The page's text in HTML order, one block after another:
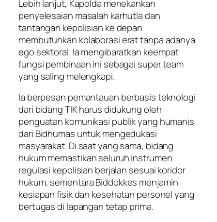
Lebih lanjut, Kapolda menekankan
penyelesaian masalah karhutla dan
tantangan kepolisian ke depan
membutuhkan kolaborasi erat tanpa adanya
ego sektoral. Ia mengibaratkan keempat
fungsi pembinaan ini sebagai super team
yang saling melengkapi.
Ia berpesan pemantauan berbasis teknologi
dari bidang TIK harus didukung oleh
penguatan komunikasi publik yang humanis
dari Bidhumas untuk mengedukasi
masyarakat. Di saat yang sama, bidang
hukum memastikan seluruh instrumen
regulasi kepolisian berjalan sesuai koridor
hukum, sementara Biddokkes menjamin
kesiapan fisik dan kesehatan personel yang
bertugas di lapangan tetap prima.